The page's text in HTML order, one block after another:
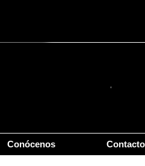
Conócenos Contacto